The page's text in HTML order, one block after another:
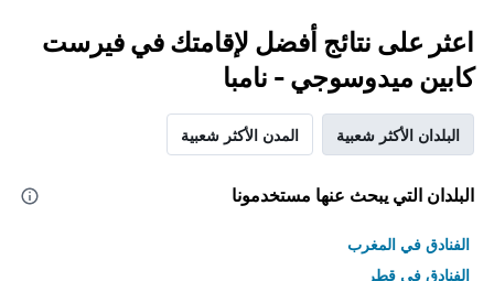
اعثر على نتائج أفضل لإقامتك في فيرست
كابين ميدوسوجي - نامبا
البلدان الأكثر شعبية المدن الأكثر شعبية
البلدان التي يبحث عنها مستخدمونا
الفنادق في المغرب
الفنادق في قطر